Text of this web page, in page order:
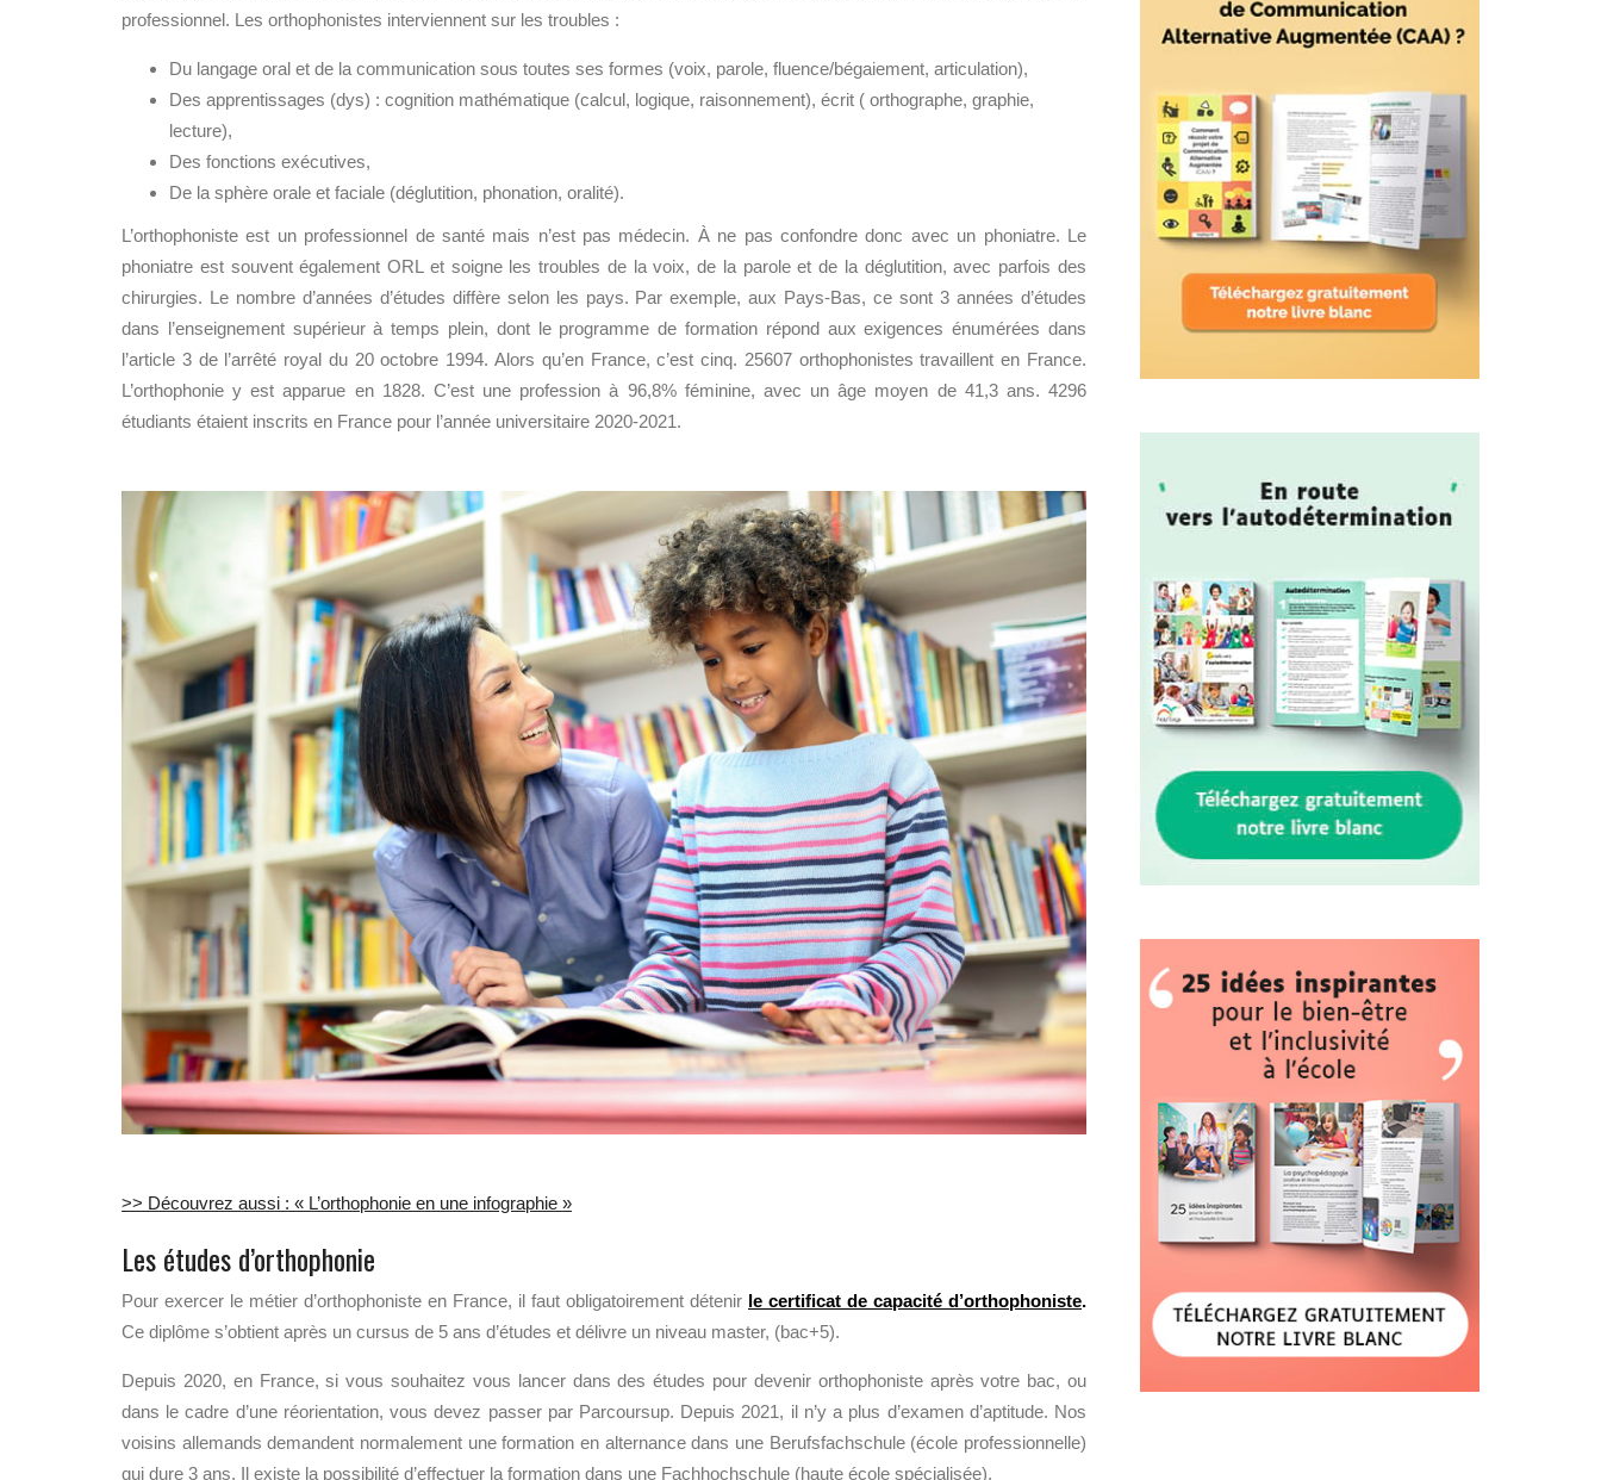
professionnel. Les orthophonistes interviennent sur les troubles :
Du langage oral et de la communication sous toutes ses formes (voix, parole, fluence/bégaiement, articulation),
Des apprentissages (dys) : cognition mathématique (calcul, logique, raisonnement), écrit ( orthographe, graphie,
lecture),
Des fonctions exécutives,
De la sphère orale et faciale (déglutition, phonation, oralité).
L’orthophoniste est un professionnel de santé mais n’est pas médecin. À ne pas confondre donc avec un phoniatre. Le
phoniatre est souvent également ORL et soigne les troubles de la voix, de la parole et de la déglutition, avec parfois des
chirurgies. Le nombre d’années d’études diffère selon les pays. Par exemple, aux Pays-Bas, ce sont 3 années d’études
dans l’enseignement supérieur à temps plein, dont le programme de formation répond aux exigences énumérées dans
l’article 3 de l’arrêté royal du 20 octobre 1994. Alors qu’en France, c’est cinq. 25607 orthophonistes travaillent en France.
L’orthophonie y est apparue en 1828. C’est une profession à 96,8% féminine, avec un âge moyen de 41,3 ans. 4296
étudiants étaient inscrits en France pour l’année universitaire 2020-2021.
>> Découvrez aussi : « L’orthophonie en une infographie »
Les études d’orthophonie
Pour exercer le métier d’orthophoniste en France, il faut obligatoirement détenir le certificat de capacité d’orthophoniste.
Ce diplôme s’obtient après un cursus de 5 ans d’études et délivre un niveau master, (bac+5).
Depuis 2020, en France, si vous souhaitez vous lancer dans des études pour devenir orthophoniste après votre bac, ou
dans le cadre d’une réorientation, vous devez passer par Parcoursup. Depuis 2021, il n’y a plus d’examen d’aptitude. Nos
voisins allemands demandent normalement une formation en alternance dans une Berufsfachschule (école professionnelle)
qui dure 3 ans. Il existe la possibilité d’effectuer la formation dans une Fachhochschule (haute école spécialisée).